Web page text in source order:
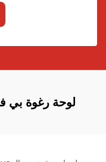
لوحة رغوة بي